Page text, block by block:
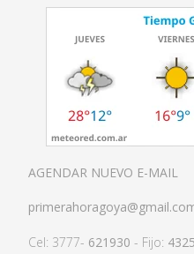
AGENDAR NUEVO E-MAIL
Cel: 3777- 621930 - Fijo: